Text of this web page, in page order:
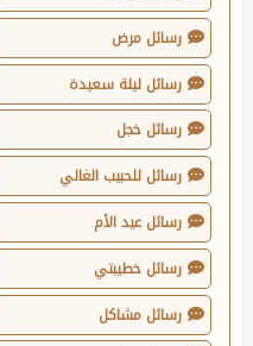
رسائل مرض
رسائل ليلة سعيدة
رسائل خجل
رسائل للحبيب الغالي
رسائل عيد الأم
رسائل خطيبتي
رسائل مشاكل